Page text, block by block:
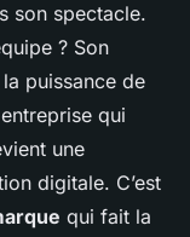
son spectacle.
? Son
puissance de
qui
une
digitale. C’est
qui fait la